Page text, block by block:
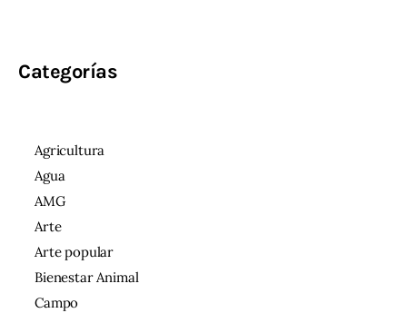
Categorías
Agricultura
Agua
AMG
Arte
Arte popular
Bienestar Animal
Campo